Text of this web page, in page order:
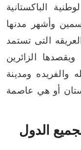
الباكستانية
وأشهر مدنها
التى تستمد
الزائرين
والفريده ومدينة
أو هي عاصمة
الدول